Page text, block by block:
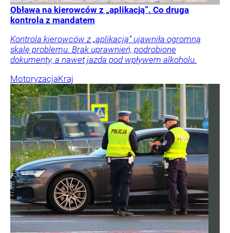
Obława na kierowców z „aplikacją”. Co druga
kontrola z mandatem
Kontrola kierowców z „aplikacją” ujawniła ogromną
skalę problemu. Brak uprawnień, podrobione
dokumenty, a nawet jazda pod wpływem alkoholu.
MotoryzacjaKraj